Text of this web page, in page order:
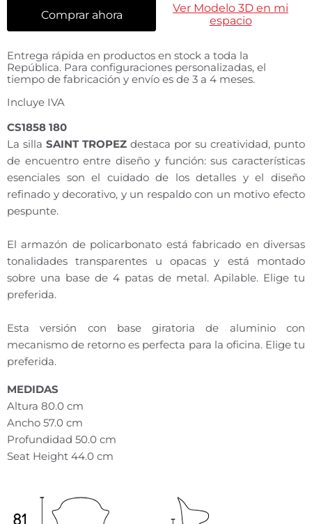
Comprar ahora
Ver Modelo 3D en mi
espacio
Entrega rápida en productos en stock a toda la
República. Para configuraciones personalizadas, el
tiempo de fabricación y envío es de 3 a 4 meses.
Incluye IVA
CS1858 180
La silla SAINT TROPEZ destaca por su creatividad, punto
de encuentro entre diseño y función: sus características
esenciales son el cuidado de los detalles y el diseño
refinado y decorativo, y un respaldo con un motivo efecto
pespunte.
El armazón de policarbonato está fabricado en diversas
tonalidades transparentes u opacas y está montado
sobre una base de 4 patas de metal. Apilable. Elige tu
preferida.
Esta versión con base giratoria de aluminio con
mecanismo de retorno es perfecta para la oficina. Elige tu
preferida.
MEDIDAS
Altura 80.0 cm
Ancho 57.0 cm
Profundidad 50.0 cm
Seat Height 44.0 cm